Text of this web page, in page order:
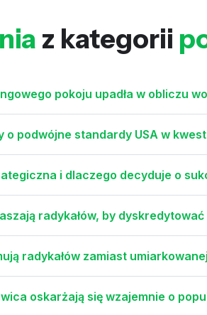
z kategorii
pokoju upadła w obliczu
o podwójne standardy USA w
i dlaczego decyduje o
radykałów, by
radykałów zamiast
oskarżają się wzajemnie o